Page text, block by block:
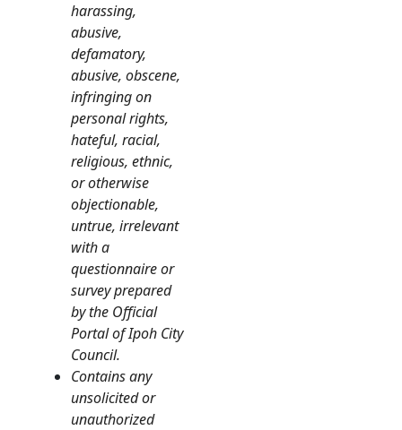
harassing,
abusive,
defamatory,
abusive, obscene,
infringing on
personal rights,
hateful, racial,
religious, ethnic,
or otherwise
objectionable,
untrue, irrelevant
with a
questionnaire or
survey prepared
by the Official
Portal of Ipoh City
Council.
Contains any
unsolicited or
unauthorized